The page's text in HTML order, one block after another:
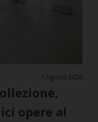
7 Agosto 2026
opere al